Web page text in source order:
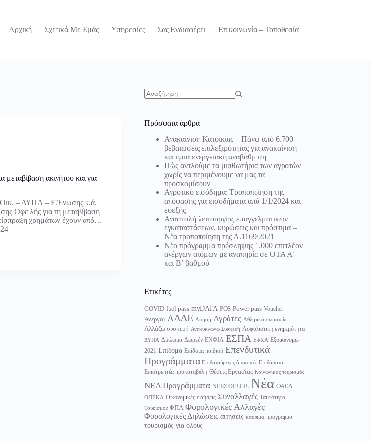
Αρχική
Σχετικά Με Εμάς Υπηρεσίες Σας Ενδιαφέρει Επικοινωνία – Τοποθεσία
μεταβίβαση ακινήτου και για
– ΔΥΠΑ – Ε.Ένωσης κ.ά.
Οφειλής για τη μεταβίβαση
είσπραξη χρημάτων έχουν από…
Πρόσφατα άρθρα
Ανακαίνιση Κατοικίας – Πάνω από 6.700
βεβαιώσεις επιλεξιμότητας για ανακαίνιση
και ήπια ενεργειακή αναβάθμιση
Πώς αντλούμε τα μισθωτήρια των αγροτών
χωρίς να περιμένουμε να μας τα
προσκομίσουν
Αγροτικό εισόδημα: Τροποποίηση της
απόφασης για εισοδήματα από 1/1/2024 και
εφεξής
Αναστολή λειτουργίας επαγγελματικών
εγκαταστάσεων, κυρώσεις και πρόστιμα –
Νέα τροποποίηση της Α.1169/2021
Νέο πρόγραμμα πρόσληψης 1.000 επιπλέον
ανέργων ατόμων με αναπηρία σε ΟΤΑ Α’
και Β’ βαθμού
Ετικέτες
COVID fuel pass myDATA POS Power pass Voucher
Άνεργοι ΑΑΔΕ Αίτηση Αγρότες Αθλητικά σωματεία
Αλλάζω συσκευή Ανακυκλώνω Συσκευή Ασφαλιστική ενημερότητα
ΔΥΠΑ Δίπλωμα Δωρεάν ΕΝΦΙΑ ΕΣΠΑ ΕΦΚΑ Εξοικονομώ
2021 Επίδομα Επίδομα παιδιού Επενδυτικά
Προγράμματα Επιδοτούμενες Διακοπές Επιδόματα
Επιστρεπτέα προκαταβολή Θέσεις Εργασίας Κοινωνικός τουρισμός
ΝΕΑ Προγράμματα ΝΕΕΣ ΘΕΣΕΙΣ Νέα ΟΑΕΔ
ΟΠΕΚΑ Οικονομικές ειδήσεις Συναλλαγές Ταυτότητα
Τουρισμός ΦΠΑ Φορολογικές Αλλαγές
Φορολογικές Δηλώσεις αιτήσεις καύσιμα πρόγραμμα
τουρισμός για όλους